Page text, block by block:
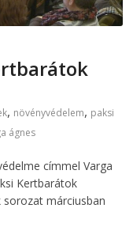
, növényvédelem, paksi
ágnes
címmel Varga
Kertbarátok
sorozat márciusban